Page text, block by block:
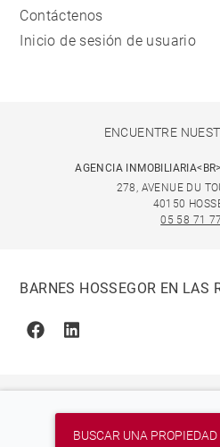
BUSCAR UNA PROPIEDAD
Contáctenos
Inicio de sesión de usuario
ENCUENTRE
AGENCIA
278, AVENUE DU
40150
05 58 71
BARNES HOSSEGOR EN LAS
FacebookLinkedin
© 2026 BARNES,